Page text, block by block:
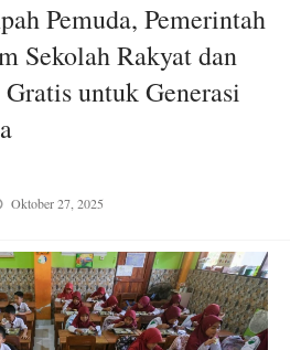
Pemuda, Pemerintah
Sekolah Rakyat dan
untuk Generasi
Posted
Oktober 27, 2025